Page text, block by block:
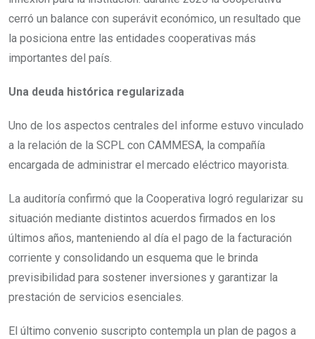
cerró un balance con superávit económico, un resultado que
la posiciona entre las entidades cooperativas más
importantes del país.
Una deuda histórica regularizada
Uno de los aspectos centrales del informe estuvo vinculado
a la relación de la SCPL con CAMMESA, la compañía
encargada de administrar el mercado eléctrico mayorista.
La auditoría confirmó que la Cooperativa logró regularizar su
situación mediante distintos acuerdos firmados en los
últimos años, manteniendo al día el pago de la facturación
corriente y consolidando un esquema que le brinda
previsibilidad para sostener inversiones y garantizar la
prestación de servicios esenciales.
El último convenio suscripto contempla un plan de pagos a